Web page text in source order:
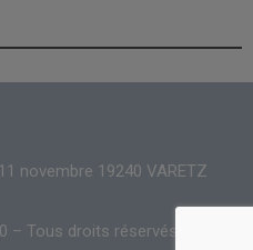
novembre 19240 VARETZ
– Tous droits réservés